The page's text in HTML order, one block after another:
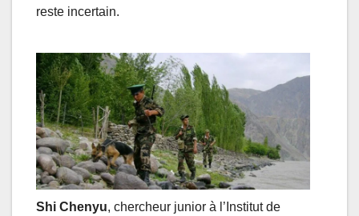
reste incertain.
Shi Chenyu, chercheur junior à l’Institut de